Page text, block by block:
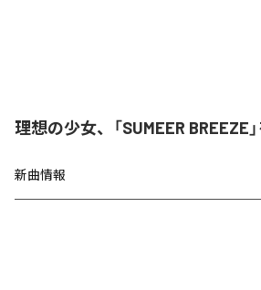
理想の少女、「SUMEER BREEZE
新曲情報